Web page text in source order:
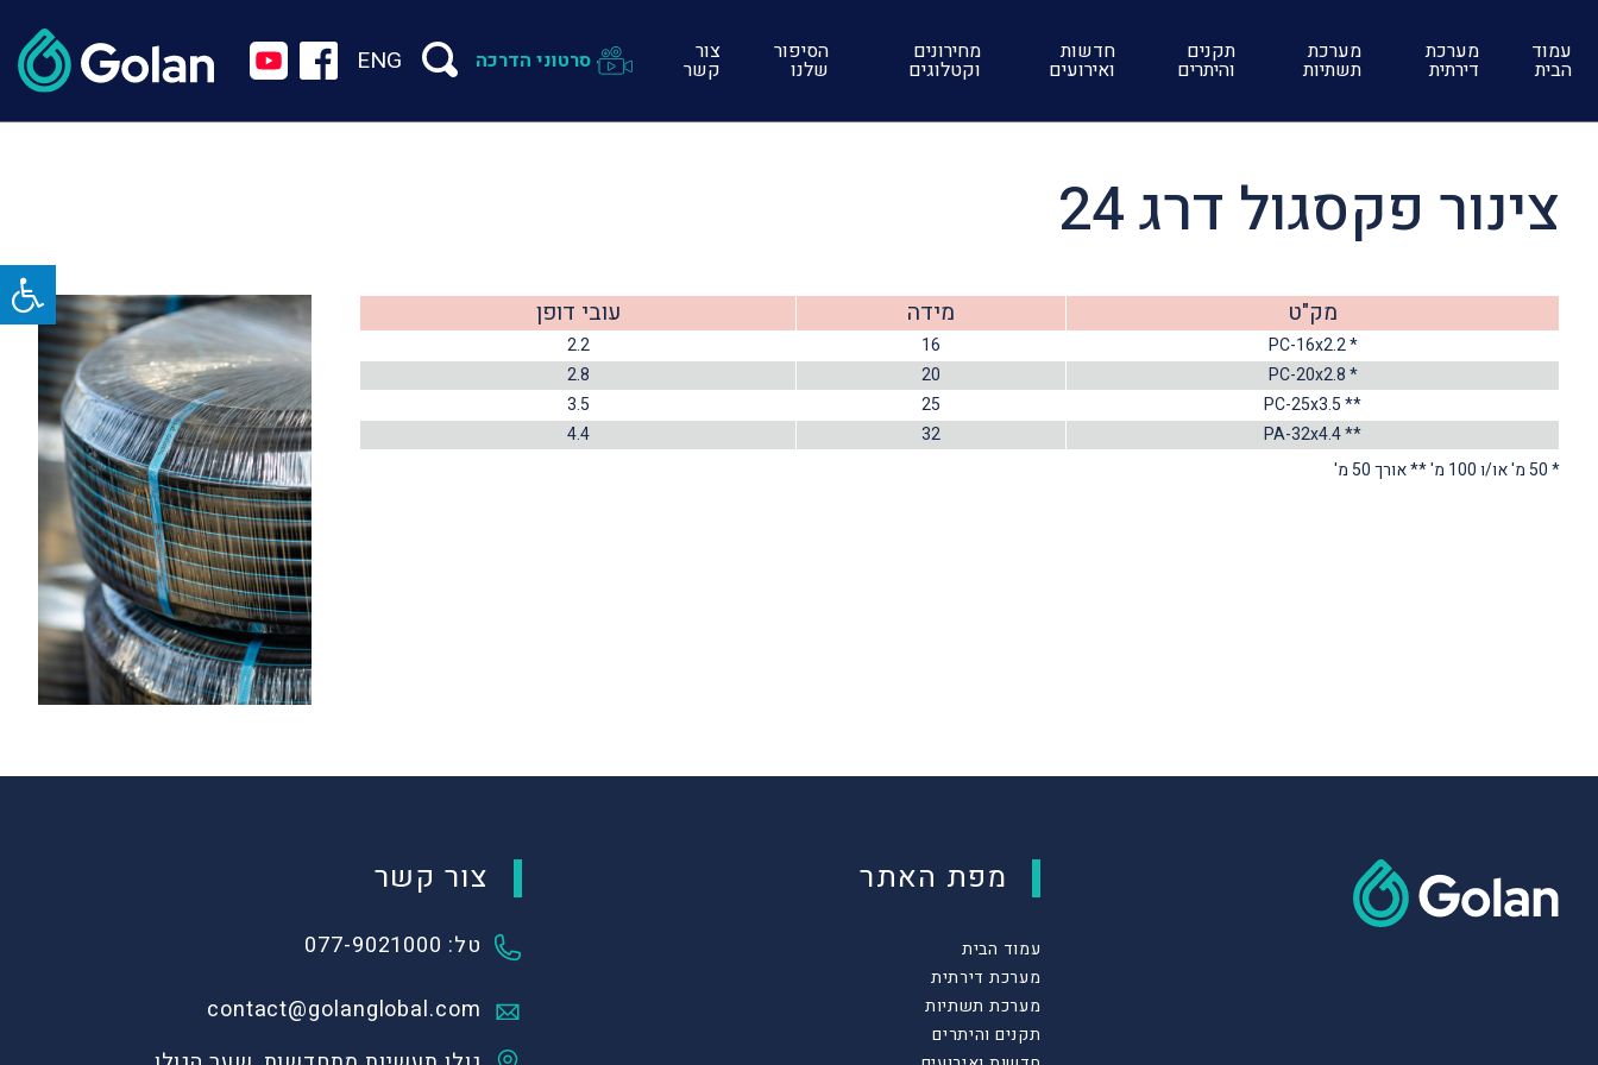
עמוד
הבית
מערכת
דירתית
מערכת
תשתיות
תקנים
והיתרים
חדשות
ואירועים
מחירונים
וקטלוגים
הסיפור
שלנו
צור
קשר סרטוני הדרכה ENG
צינור פקסגול דרג 24
מק"ט מידה עובי דופן
PC-16x2.2 *
16
2.2
PC-20x2.8 *
20
2.8
PC-25x3.5 **
25
3.5
PA-32x4.4 **
32
4.4
* 50 מ' או/ו 100 מ' ** אורך 50 מ'
מפת האתר
עמוד הבית
מערכת דירתית
מערכת תשתיות
תקנים והיתרים
צור קשר
טל: 077-9021000
contact@golanglobal.com